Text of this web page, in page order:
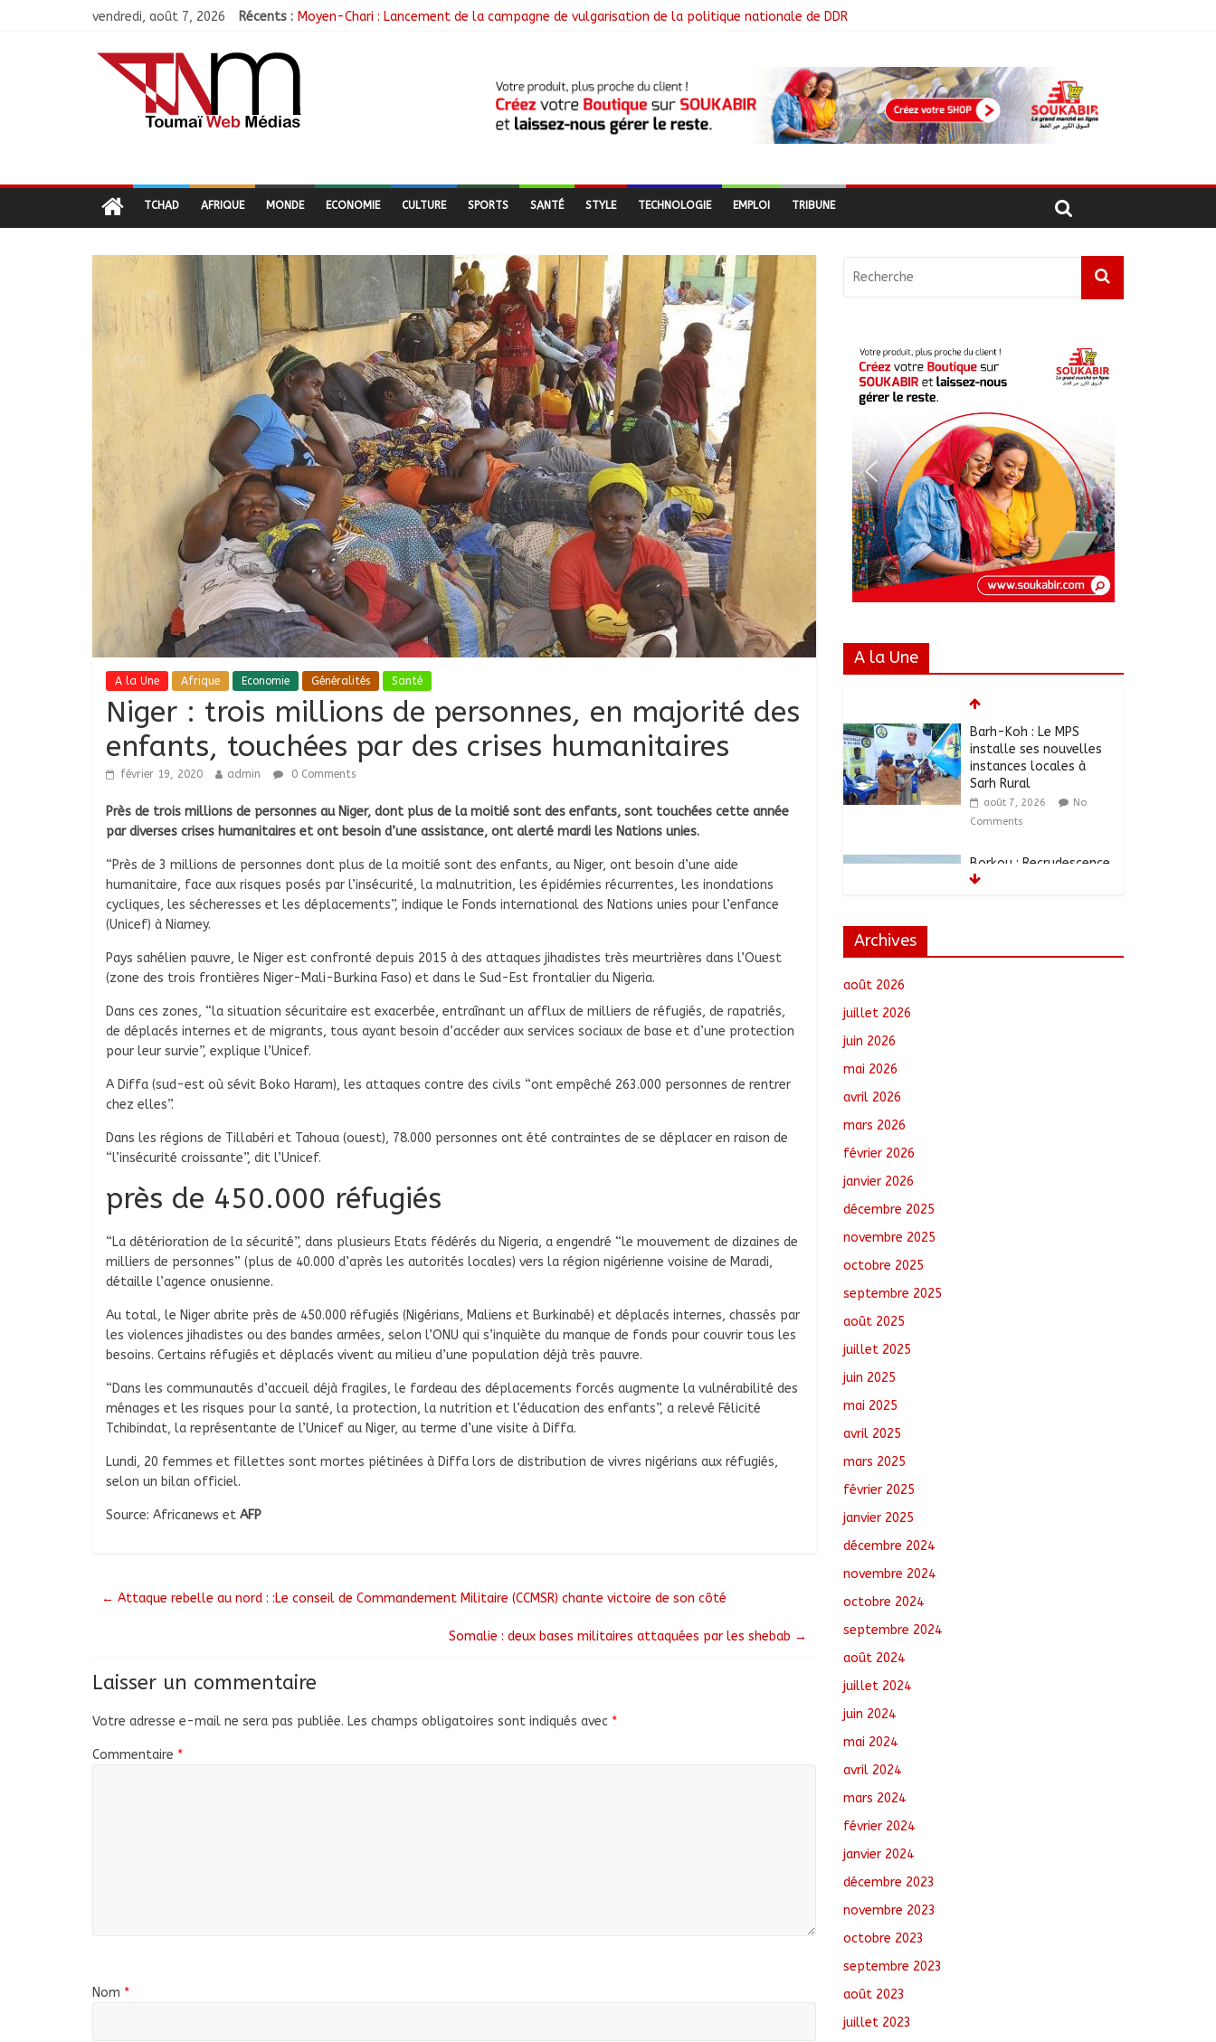
vendredi, août 7, 2026 Récents : Moyen-Chari : Lancement de la campagne de vulgarisation de la politique nationale de DDR
N’Djamena : Le maire intensifie le suivi des chantiers municipaux
Moyen-Chari : Les nouveaux bacheliers orientés vers leur avenir
TCHAD AFRIQUE MONDE ECONOMIE CULTURE SPORTS SANTÉ STYLE TECHNOLOGIE EMPLOI TRIBUNE
A la Une Afrique Economie Généralités Santé
Niger : trois millions de personnes, en majorité des
enfants, touchées par des crises humanitaires
février 19, 2020 admin 0 Comments
Près de trois millions de personnes au Niger, dont plus de la moitié sont des enfants, sont touchées cette année
par diverses crises humanitaires et ont besoin d’une assistance, ont alerté mardi les Nations unies.
“Près de 3 millions de personnes dont plus de la moitié sont des enfants, au Niger, ont besoin d’une aide
humanitaire, face aux risques posés par l’insécurité, la malnutrition, les épidémies récurrentes, les inondations
cycliques, les sécheresses et les déplacements”, indique le Fonds international des Nations unies pour l’enfance
(Unicef) à Niamey.
Pays sahélien pauvre, le Niger est confronté depuis 2015 à des attaques jihadistes très meurtrières dans l’Ouest
(zone des trois frontières Niger-Mali-Burkina Faso) et dans le Sud-Est frontalier du Nigeria.
Dans ces zones, “la situation sécuritaire est exacerbée, entraînant un afflux de milliers de réfugiés, de rapatriés,
de déplacés internes et de migrants, tous ayant besoin d’accéder aux services sociaux de base et d’une protection
pour leur survie”, explique l’Unicef.
A Diffa (sud-est où sévit Boko Haram), les attaques contre des civils “ont empêché 263.000 personnes de rentrer
chez elles”.
Dans les régions de Tillabéri et Tahoua (ouest), 78.000 personnes ont été contraintes de se déplacer en raison de
“l’insécurité croissante”, dit l’Unicef.
près de 450.000 réfugiés
“La détérioration de la sécurité”, dans plusieurs Etats fédérés du Nigeria, a engendré “le mouvement de dizaines de
milliers de personnes” (plus de 40.000 d’après les autorités locales) vers la région nigérienne voisine de Maradi,
détaille l’agence onusienne.
Au total, le Niger abrite près de 450.000 réfugiés (Nigérians, Maliens et Burkinabé) et déplacés internes, chassés par
les violences jihadistes ou des bandes armées, selon l’ONU qui s’inquiète du manque de fonds pour couvrir tous les
besoins. Certains réfugiés et déplacés vivent au milieu d’une population déjà très pauvre.
“Dans les communautés d’accueil déjà fragiles, le fardeau des déplacements forcés augmente la vulnérabilité des
ménages et les risques pour la santé, la protection, la nutrition et l’éducation des enfants”, a relevé Félicité
Tchibindat, la représentante de l’Unicef au Niger, au terme d’une visite à Diffa.
Lundi, 20 femmes et fillettes sont mortes piétinées à Diffa lors de distribution de vivres nigérians aux réfugiés,
selon un bilan officiel.
Source: Africanews et AFP
← Attaque rebelle au nord : :Le conseil de Commandement Militaire (CCMSR) chante victoire de son côté
Somalie : deux bases militaires attaquées par les shebab →
Laisser un commentaire
Votre adresse e-mail ne sera pas publiée. Les champs obligatoires sont indiqués avec *
Commentaire *
Nom *
A la Une
Barh-Koh : Le MPS
installe ses nouvelles
instances locales à
Sarh Rural
août 7, 2026
No
Comments
Borkou : Recrudescence
des braquages sur l’axe
Comments
Archives
août 2026
juillet 2026
juin 2026
mai 2026
avril 2026
mars 2026
février 2026
janvier 2026
décembre 2025
novembre 2025
octobre 2025
septembre 2025
août 2025
juillet 2025
juin 2025
mai 2025
avril 2025
mars 2025
février 2025
janvier 2025
décembre 2024
novembre 2024
octobre 2024
septembre 2024
août 2024
juillet 2024
juin 2024
mai 2024
avril 2024
mars 2024
février 2024
janvier 2024
décembre 2023
novembre 2023
octobre 2023
septembre 2023
août 2023
juillet 2023